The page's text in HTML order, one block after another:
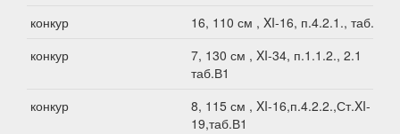
конкур
16, 110 см , XI-16, п.4.2.1., таб.В1
конкур
7, 130 см , XI-34, п.1.1.2., 2.1
таб.В1
конкур
8, 115 см , XI-16,п.4.2.2.,Ст.XI-
19,таб.В1